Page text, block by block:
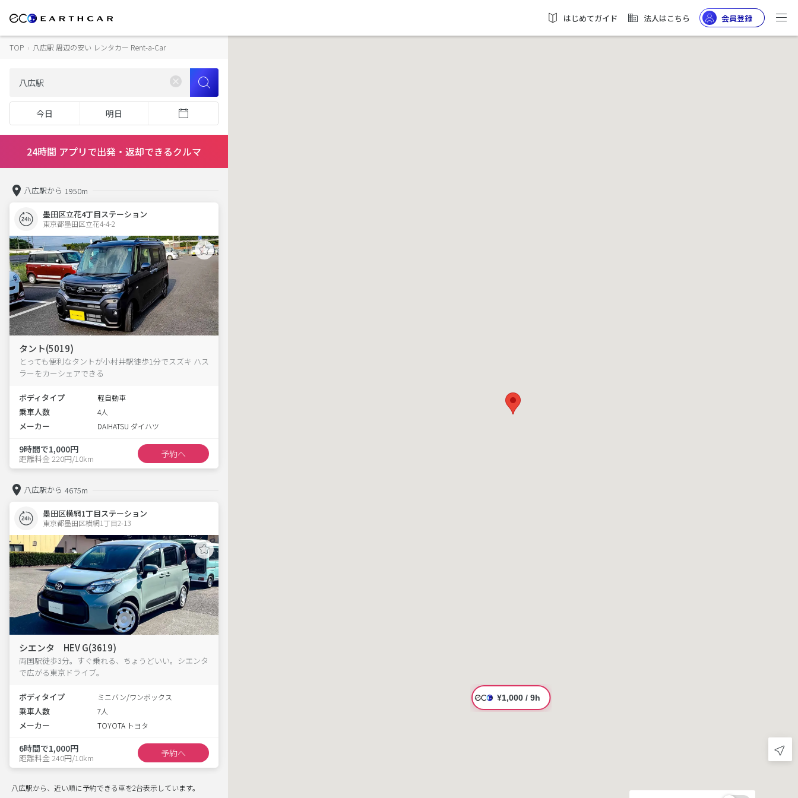
はじめてガイド 法人はこちら 会員登録
TOP › 八広駅 周辺の安い レンタカー Rent-a-Car
今日 明日
24時間 アプリで出発・返却できるクルマ
八広駅から 1950m
墨田区立花4丁目ステーション
東京都墨田区立花4-4-2
タント(5019)
とっても便利なタントが小村井駅徒歩1分でスズキ ハス
ラーをカーシェアできる
ボディタイプ 軽自動車
乗車人数 4人
メーカー DAIHATSU ダイハツ
9時間で1,000円
距離料金 220円/10km 予約へ
八広駅から 4675m
墨田区横網1丁目ステーション
東京都墨田区横網1丁目2-13
シエンタ HEV G(3619)
両国駅徒歩3分。すぐ乗れる、ちょうどいい。シエンタ
で広がる東京ドライブ。
ボディタイプ ミニバン/ワンボックス
乗車人数 7人
メーカー TOYOTA トヨタ
6時間で1,000円
距離料金 240円/10km 予約へ
八広駅から、近い順に予約できる車を2台表示しています。